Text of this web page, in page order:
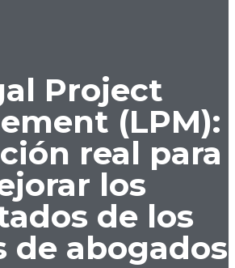
Project
(LPM):
real para
los
de los
de abogados